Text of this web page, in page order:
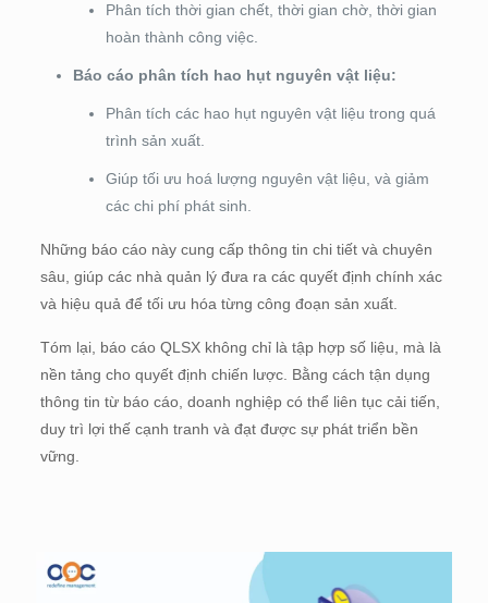
Phân tích thời gian chết, thời gian chờ, thời gian
hoàn thành công việc.
Báo cáo phân tích hao hụt nguyên vật liệu:
Phân tích các hao hụt nguyên vật liệu trong quá
trình sản xuất.
Giúp tối ưu hoá lượng nguyên vật liệu, và giảm
các chi phí phát sinh.
Những báo cáo này cung cấp thông tin chi tiết và chuyên
sâu, giúp các nhà quản lý đưa ra các quyết định chính xác
và hiệu quả để tối ưu hóa từng công đoạn sản xuất.
Tóm lại, báo cáo QLSX không chỉ là tập hợp số liệu, mà là
nền tảng cho quyết định chiến lược. Bằng cách tận dụng
thông tin từ báo cáo, doanh nghiệp có thể liên tục cải tiến,
duy trì lợi thế cạnh tranh và đạt được sự phát triển bền
vững.